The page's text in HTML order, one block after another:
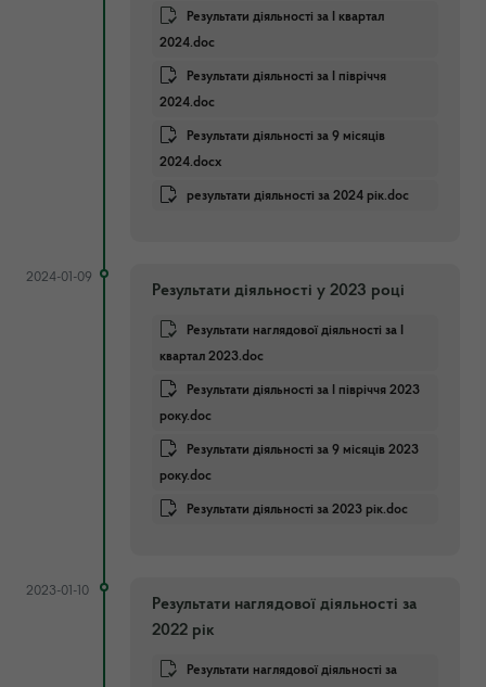
Результати діяльності за І квартал
2024.doc
Результати діяльності за І півріччя
2024.doc
Результати діяльності за 9 місяців
2024.docx
результати діяльності за 2024 рік.doc
2024-01-09
Результати діяльності у 2023 році
Результати наглядової діяльності за І
квартал 2023.doc
Результати діяльності за І півріччя 2023
року.doc
Результати діяльності за 9 місяців 2023
року.doc
Результати діяльності за 2023 рік.doc
2023-01-10
Результати наглядової діяльності за
2022 рік
Результати наглядової діяльності за